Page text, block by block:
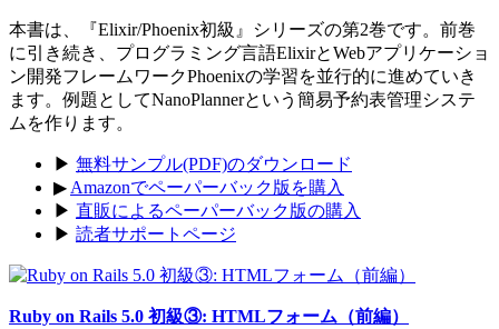
本書は、『Elixir/Phoenix初級』シリーズの第2巻です。前巻
に引き続き、プログラミング言語ElixirとWebアプリケーショ
ン開発フレームワークPhoenixの学習を並行的に進めていき
ます。例題としてNanoPlannerという簡易予約表管理システ
ムを作ります。
▶ 無料サンプル(PDF)のダウンロード
▶ Amazonでペーパーバック版を購入
▶ 直販によるペーパーバック版の購入
▶ 読者サポートページ
Ruby on Rails 5.0 初級③: HTMLフォーム（前編）